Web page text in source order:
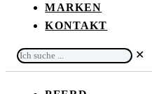
MARKEN
KONTAKT
Ich
suche
✕